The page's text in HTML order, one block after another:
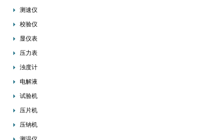
测速仪
校验仪
显仪表
压力表
浊度计
电解液
试验机
压片机
压钠机